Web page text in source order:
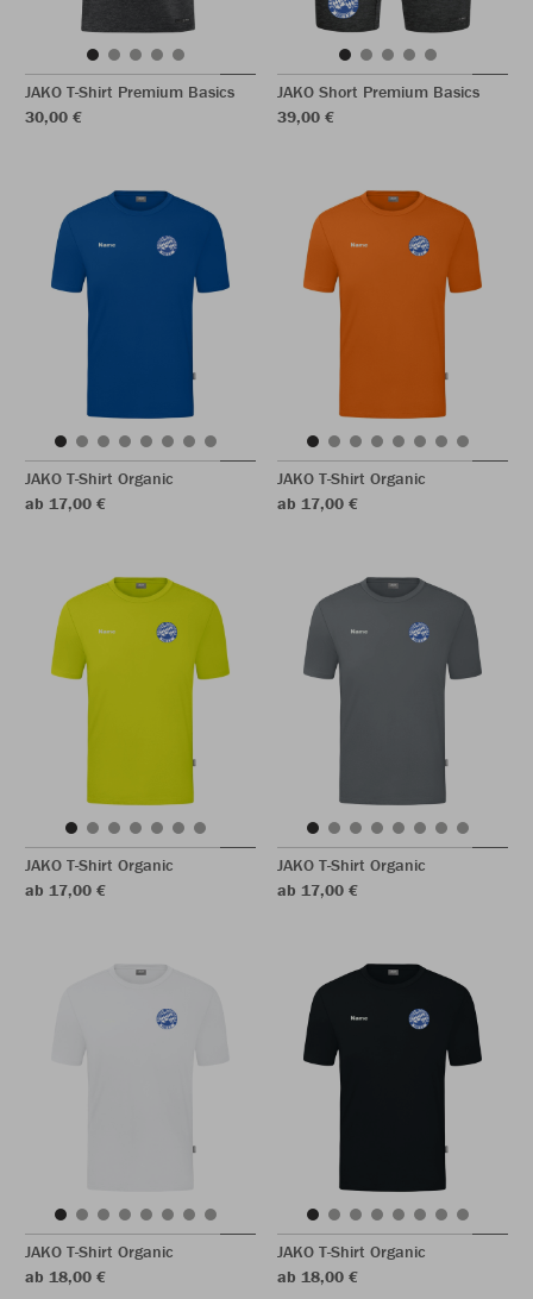
JAKO T-Shirt Premium Basics
30,00 €
JAKO Short Premium Basics
39,00 €
JAKO T-Shirt Organic
ab 17,00 €
JAKO T-Shirt Organic
ab 17,00 €
JAKO T-Shirt Organic
ab 17,00 €
JAKO T-Shirt Organic
ab 17,00 €
JAKO T-Shirt Organic
ab 18,00 €
JAKO T-Shirt Organic
ab 18,00 €